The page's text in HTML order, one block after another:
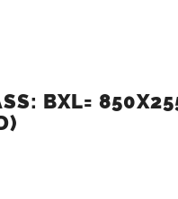
BXL=